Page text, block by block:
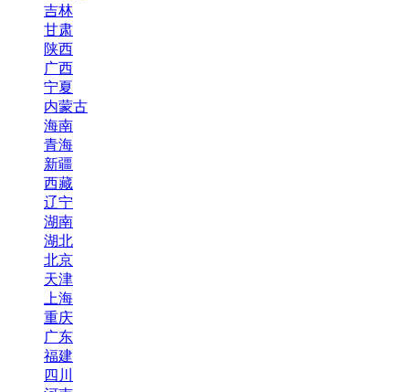
吉林
甘肃
陕西
广西
宁夏
内蒙古
海南
青海
新疆
西藏
辽宁
湖南
湖北
北京
天津
上海
重庆
广东
福建
四川